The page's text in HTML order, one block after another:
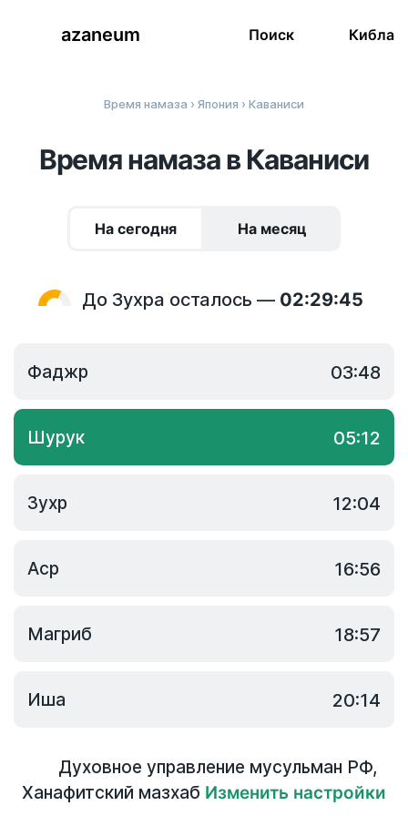
azaneum Поиск Кибла
Время намаза › Япония › Каваниси
Время намаза в Каваниси
На сегодня На месяц
До Зухра осталось — 02:29:45
Фаджр 03:48
Шурук 05:12
Зухр 12:04
Аср 16:56
Магриб 18:57
Иша 20:14
Духовное управление мусульман РФ,
Ханафитский мазхаб Изменить настройки